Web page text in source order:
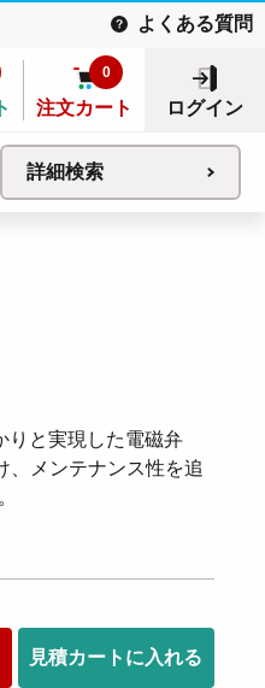
よくある質問
注文カート
0
ログイン
詳細検索
りと実現した電磁弁
、メンテナンス性を追
見積カートに入れる